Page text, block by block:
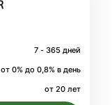
7 - 365 дней
от 0% до 0,8% в день
от 20 лет